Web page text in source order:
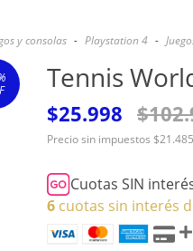
y consolas - Playstation 4 -
Tennis
$25.998
Precio sin impuestos
Cuotas SIN
6 cuotas sin interés